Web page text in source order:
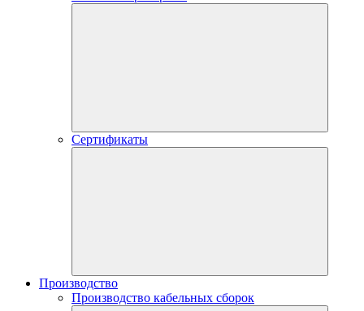
Сертификаты
Производство
Производство кабельных сборок